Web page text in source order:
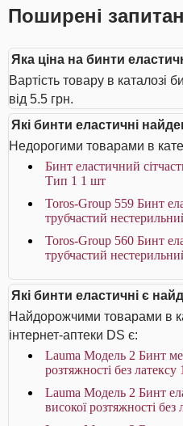
Поширені
Яка ціна на бинти
Вартість товару в каталозі
від 5.5 грн.
Які бинти еластичні
Недорогими товарами в
Бинт еластичний
Тип 1 1 шт
Toros-Group 559 Бинт
трубчастий
Toros-Group 560 Бинт
трубчастий
Які бинти еластичні є
Найдорожчими товарами в
інтернет-аптеки DS є:
Lauma Модель 2 Бинт
розтяжності без
Lauma Модель 2 Бинт
високої розтяжності